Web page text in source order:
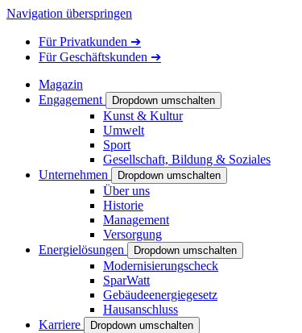
Navigation überspringen
FürPrivatkunden ➔
FürGeschäftskunden ➔
Magazin
Engagement
Dropdown umschalten
Kunst & Kultur
Umwelt
Sport
Gesellschaft, Bildung & Soziales
Unternehmen
Dropdown umschalten
Über uns
Historie
Management
Versorgung
Energielösungen
Dropdown umschalten
Modernisierungscheck
SparWatt
Gebäudeenergiegesetz
Hausanschluss
Karriere
Dropdown umschalten